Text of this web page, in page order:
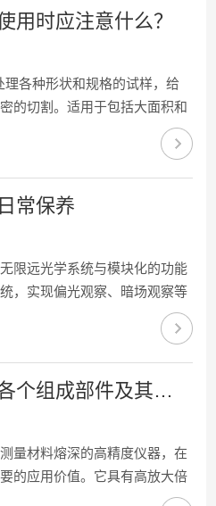
统的光学显微镜与计算机(数码
码相机)显示屏幕上观察实时
片进行编辑、保存和打印。熔
用时应注意什么？
各种形状和规格的试样，给
的切割。适用于包括大面积和
，并尽可能减小损伤层深度适
坚固操作简单，同时适合于实
该设备加工的范围比较广泛，
属材料;适用于材料的烧结，钻
腐蚀性材料，而等离子体处理
轮精密切割机的使用注意事
常保养
限远光学系统与模块化的功能
，实现偏光观察、暗场观察等
理想设计，使操作更方便舒
组织及表面形态的显微观察，
体粉未及其它工业试样的显微
物学、精密电子工程学，精密
清洁，落在镜头表面的灰尘，
刷轻轻的掸去掉。当镜头表面
熔深测量显微镜的各个组成部件及其特点分享
量材料熔深的高精度仪器，在
的应用价值。它具有高放大倍
量微米级别的熔深。同时，还